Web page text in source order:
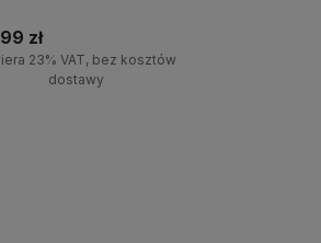
zł
23% VAT, bez kosztów
dostawy